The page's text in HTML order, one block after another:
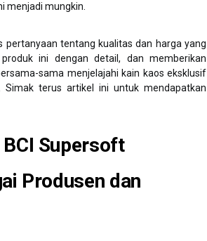
menjadi mungkin.
tentang kualitas dan harga yang
ini dengan detail, dan memberikan
sama menjelajahi kain kaos eksklusif
terus artikel ini untuk mendapatkan
Supersoft
Produsen dan